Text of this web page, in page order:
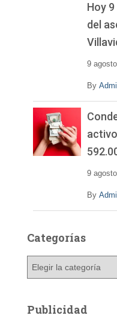
Hoy
del
9
By
9
By
Categorías
g
Publicidad